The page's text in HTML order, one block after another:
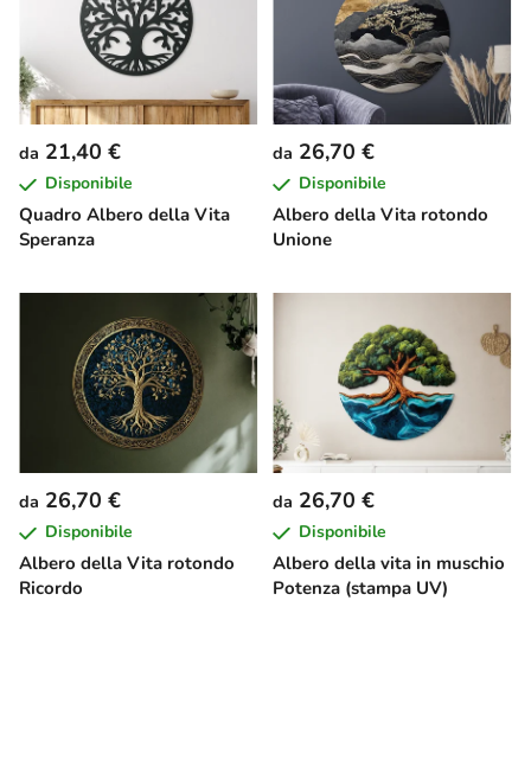
Quadro Albero della Vita
Speranza
da 21,40 €
Disponibile
Albero della Vita rotondo
Unione
da 26,70 €
Disponibile
Albero della Vita rotondo
Ricordo
da 26,70 €
Disponibile
Albero della vita in muschio
Potenza (stampa UV)
da 26,70 €
Disponibile